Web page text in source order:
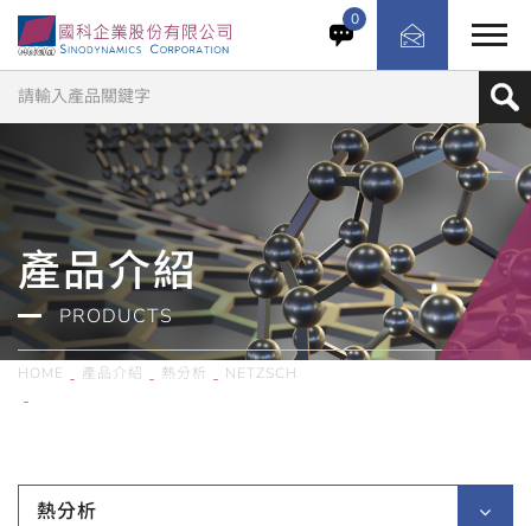
高效可靠的解決方案－STA 2500 Regulus 性能高效可
靠，溫度範圍寬廣。這套量身定做的微天平系統消除了浮力
效應與對流因素的影響，使得操作更加簡單。
0
產品介紹
PRODUCTS
HOME 產品介紹 熱分析
NETZSCH
熱分析